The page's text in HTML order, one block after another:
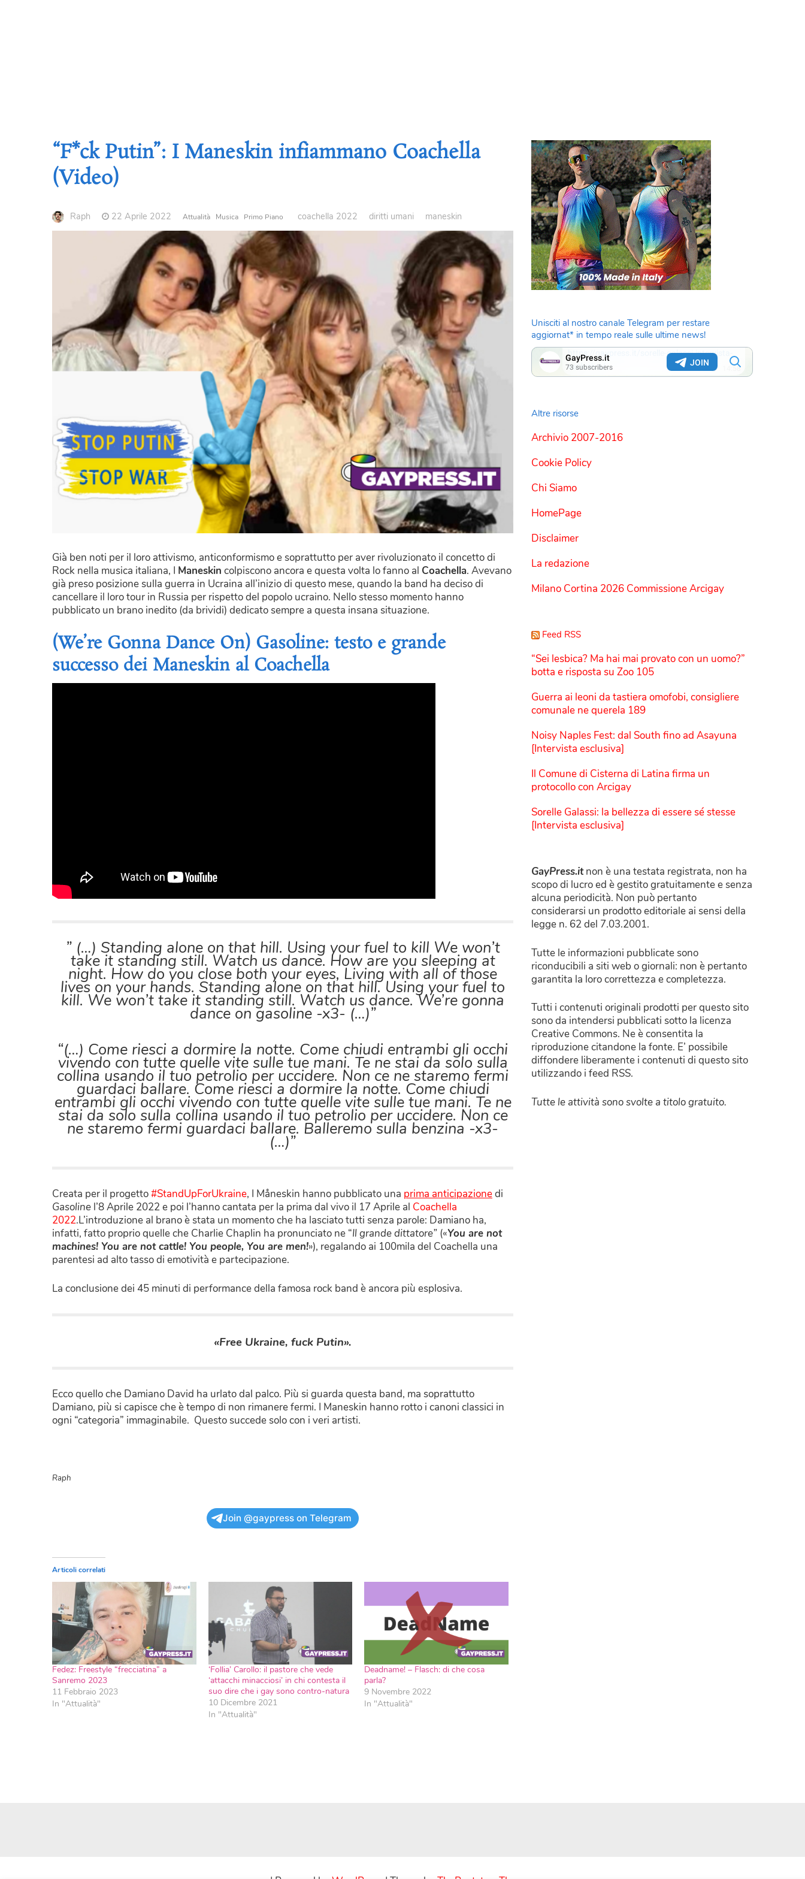
“F*ck Putin”: I Maneskin infiammano Coachella
(Video)
Raph 22 Aprile 2022 Attualità Musica Primo Piano coachella 2022 diritti umani maneskin
Già ben noti per il loro attivismo, anticonformismo e soprattutto per aver rivoluzionato il concetto di
Rock nella musica italiana, I Maneskin colpiscono ancora e questa volta lo fanno al Coachella. Avevano
già preso posizione sulla guerra in Ucraina all’inizio di questo mese, quando la band ha deciso di
cancellare il loro tour in Russia per rispetto del popolo ucraino. Nello stesso momento hanno
pubblicato un brano inedito (da brividi) dedicato sempre a questa insana situazione.
(We’re Gonna Dance On) Gasoline: testo e grande
successo dei Maneskin al Coachella
” (…) Standing alone on that hill. Using your fuel to kill We won’t
take it standing still. Watch us dance. How are you sleeping at
night. How do you close both your eyes, Living with all of those
lives on your hands. Standing alone on that hill. Using your fuel to
kill. We won’t take it standing still. Watch us dance. We’re gonna
dance on gasoline -x3- (…)”
“(…) Come riesci a dormire la notte. Come chiudi entrambi gli occhi
vivendo con tutte quelle vite sulle tue mani. Te ne stai da solo sulla
collina usando il tuo petrolio per uccidere. Non ce ne staremo fermi
guardaci ballare. Come riesci a dormire la notte. Come chiudi
entrambi gli occhi vivendo con tutte quelle vite sulle tue mani. Te ne
stai da solo sulla collina usando il tuo petrolio per uccidere. Non ce
ne staremo fermi guardaci ballare. Balleremo sulla benzina -x3-
(…)”
Creata per il progetto#StandUpForUkraine, I Måneskin hanno pubblicato una prima anticipazionedi
Gasoline l’8 Aprile 2022 e poi l’hanno cantata per la prima dal vivo il 17 Aprile al Coachella
2022.L’introduzione al brano è stata un momento che ha lasciato tutti senza parole: Damiano ha,
infatti, fatto proprio quelle che Charlie Chaplin ha pronunciato ne “Il grande dittatore” («You are not
machines! You are not cattle! You people, You are men!»), regalando ai 100mila del Coachella una
parentesi ad alto tasso di emotività e partecipazione.
La conclusione dei 45 minuti di performance della famosa rock band è ancora più esplosiva.
«Free Ukraine, fuck Putin».
Ecco quello che Damiano David ha urlato dal palco. Più si guarda questa band, ma soprattutto
Damiano, più si capisce che è tempo di non rimanere fermi. I Maneskin hanno rotto i canoni classici in
ogni “categoria” immaginabile. Questo succede solo con i veri artisti.
Raph
Join @gaypress on Telegram
Articoli correlati
Fedez: Freestyle “frecciatina” a
Sanremo 2023
11 Febbraio 2023
In "Attualità"
‘Follia’ Carollo: il pastore che vede
‘attacchi minacciosi’ in chi contesta il
suo dire che i gay sono contro-natura
10 Dicembre 2021
In "Attualità"
Deadname! – Flasch: di che cosa
parla?
9 Novembre 2022
In "Attualità"
Unisciti al nostro canale Telegram per restare
aggiornat* in tempo reale sulle ultime news!
Altre risorse
Archivio 2007-2016
Cookie Policy
Chi Siamo
HomePage
Disclaimer
La redazione
Milano Cortina 2026 Commissione Arcigay
Feed RSS
“Sei lesbica? Ma hai mai provato con un uomo?”
botta e risposta su Zoo 105
Guerra ai leoni da tastiera omofobi, consigliere
comunale ne querela 189
Noisy Naples Fest: dal South fino ad Asayuna
[Intervista esclusiva]
Il Comune di Cisterna di Latina firma un
protocollo con Arcigay
Sorelle Galassi: la bellezza di essere sé stesse
[Intervista esclusiva]
GayPress.itnon è una testata registrata, non ha
scopo di lucro ed è gestito gratuitamente e senza
alcuna periodicità. Non può pertanto
considerarsi un prodotto editoriale ai sensi della
legge n. 62 del 7.03.2001.
Tutte le informazioni pubblicate sono
riconducibili a siti web o giornali: non è pertanto
garantita la loro correttezza e completezza.
Tutti i contenuti originali prodotti per questo sito
sono da intendersi pubblicati sotto la licenza
Creative Commons. Ne è consentita la
riproduzione citandone la fonte. E’ possibile
diffondere liberamente i contenuti di questo sito
utilizzando i feed RSS.
Tutte le attività sono svolte a titolo gratuito.